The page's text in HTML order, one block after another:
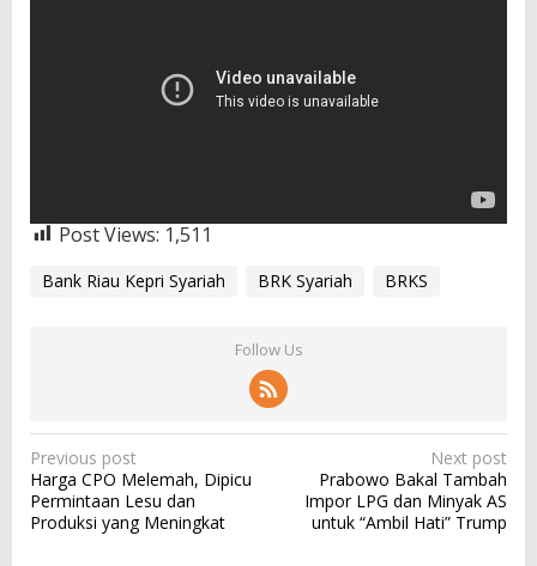
Post Views: 1,511
Bank Riau Kepri Syariah BRK Syariah BRKS
Follow Us
P
o
s
Previous post
Harga CPO Melemah, Dipicu
Permintaan Lesu dan
Produksi yang Meningkat
Next post
Prabowo Bakal Tambah
Impor LPG dan Minyak AS
untuk “Ambil Hati” Trump